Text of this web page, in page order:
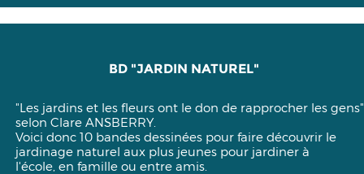
BD "JARDIN NATUREL"
"Les jardins et les fleurs ont le don de rapprocher les gens"
selon Clare ANSBERRY.
Voici donc 10 bandes dessinées pour faire découvrir le
jardinage naturel aux plus jeunes pour jardiner à
l'école, en famille ou entre amis.